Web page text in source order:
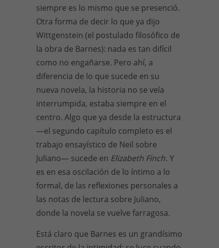
siempre es lo mismo que se presenció.
Otra forma de decir lo que ya dijo
Wittgenstein (el postulado filosófico de
la obra de Barnes): nada es tan difícil
como no engañarse. Pero ahí, a
diferencia de lo que sucede en su
nueva novela, la historia no se veía
interrumpida, estaba siempre en el
centro. Algo que ya desde la estructura
—el segundo capítulo completo es el
trabajo ensayístico de Neil sobre
Juliano— sucede en Elizabeth Finch. Y
es en esa oscilación de lo íntimo a lo
formal, de las reflexiones personales a
las notas de lectura sobre Juliano,
donde la novela se vuelve farragosa.
Está claro que Barnes es un grandísimo